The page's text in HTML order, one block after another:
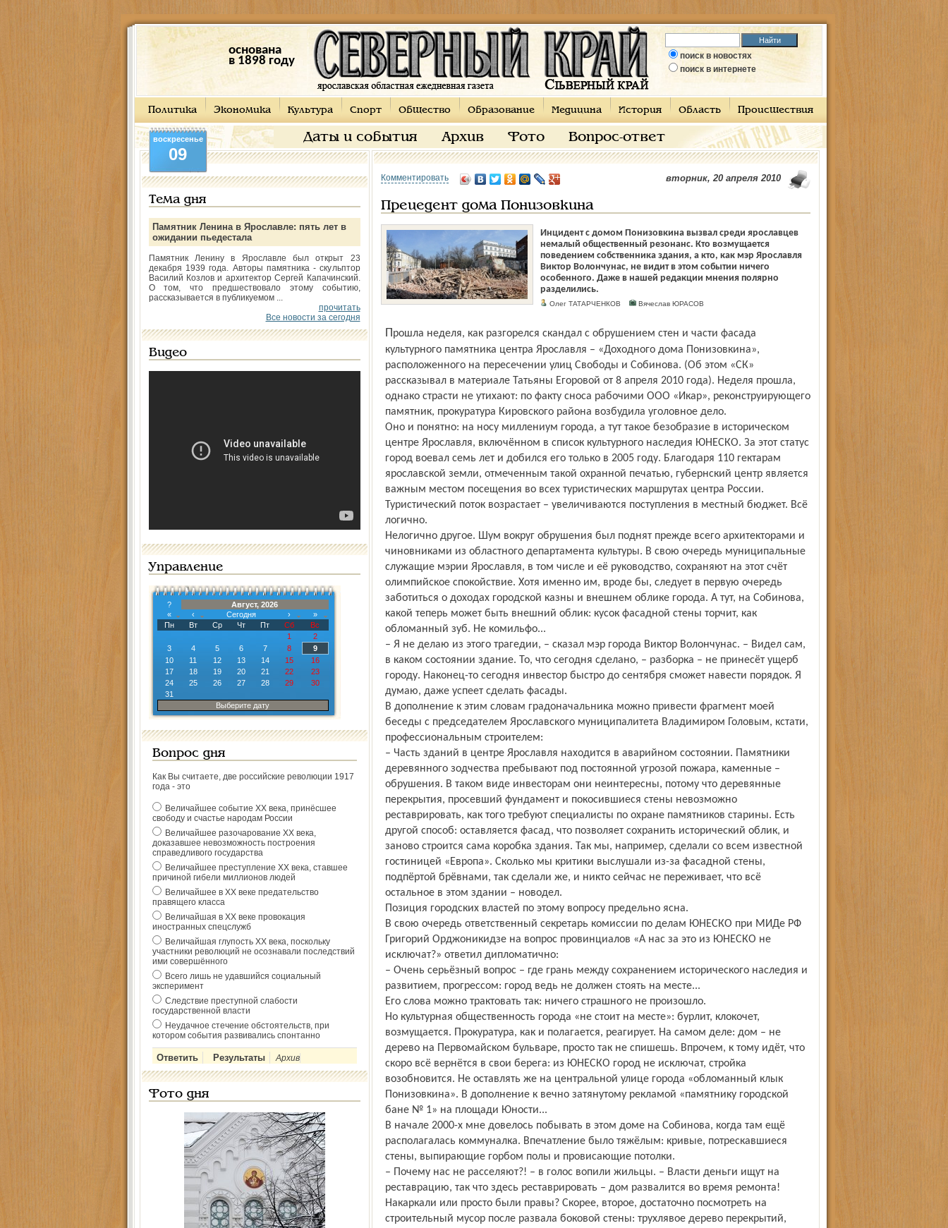
основана
в 1898 году
поиск в новостях
поиск в интернете
Политика Экономика Культура Спорт Общество Образование Медицина История Область Происшествия
Даты и события Архив Фото Вопрос-ответ
воскресенье
09
Тема дня
Памятник Ленина в Ярославле: пять лет в
ожидании пьедестала
Памятник Ленину в Ярославле был открыт 23
декабря 1939 года. Авторы памятника - скульптор
Василий Козлов и архитектор Сергей Капачинский.
О том, что предшествовало этому событию,
рассказывается в публикуемом ...
прочитать
Все новости за сегодня
Видео
Управление
?
Август, 2026
«
‹ Сегодня ›
»
Пн
Вт Ср Чт Пт Сб
Вс
1
2
3
4 5 6 7 8
9
10
11 12 13 14 15
16
17
18 19 20 21 22
23
24
25 26 27 28 29
30
31
Выберите дату
Вопрос дня
Как Вы считаете, две российские революции 1917
года - это
Величайшее событие ХХ века, принёсшее
свободу и счастье народам России
Величайшее разочарование ХХ века,
доказавшее невозможность построения
справедливого государства
Величайшее преступление ХХ века, ставшее
причиной гибели миллионов людей
Величайшее в ХХ веке предательство
правящего класса
Величайшая в ХХ веке провокация
иностранных спецслужб
Величайшая глупость ХХ века, поскольку
участники революций не осознавали последствий
ими совершённого
Всего лишь не удавшийся социальный
эксперимент
Следствие преступной слабости
государственной власти
Неудачное стечение обстоятельств, при
котором события развивались спонтанно
Архив
Фото дня
Комментировать вторник, 20 апреля 2010
Прецедент дома Понизовкина
Инцидент с домом Понизовкина вызвал среди ярославцев
немалый общественный резонанс. Кто возмущается
поведением собственника здания, а кто, как мэр Ярославля
Виктор Волончунас, не видит в этом событии ничего
особенного. Даже в нашей редакции мнения полярно
разделились.
Олег ТАТАРЧЕНКОВ Вячеслав ЮРАСОВ
Прошла неделя, как разгорелся скандал с обрушением стен и части фасада
культурного памятника центра Ярославля – «Доходного дома Понизовкина»,
расположенного на пересечении улиц Свободы и Собинова. (Об этом «СК»
рассказывал в материале Тать­яны Егоровой от 8 апреля 2010 года). Неделя прошла,
однако страсти не утихают: по факту сноса рабочими ООО «Икар», реконструирующего
памятник, прокуратура Кировского района возбудила уголовное дело.
Оно и понятно: на носу миллениум города, а тут такое безобразие в историческом
центре Ярославля, включённом в список культурного наследия ЮНЕСКО. За этот статус
город воевал семь лет и добился его только в 2005 году. Благодаря 110 гектарам
ярославской земли, отмеченным такой охранной печатью, губернский центр является
важным местом посещения во всех туристических маршрутах центра России.
Туристический поток возрастает – увеличиваются поступления в местный бюджет. Всё
логично.
Нелогично другое. Шум вокруг обрушения был поднят прежде всего архитекторами и
чиновниками из областного департамента культуры. В свою очередь муниципальные
служащие мэрии Ярославля, в том числе и её руководство, сохраняют на этот счёт
олимпийское спокойствие. Хотя именно им, вроде бы, следует в первую очередь
заботиться о доходах городской казны и внешнем облике города. А тут, на Собинова,
какой теперь может быть внешний облик: кусок фасадной стены торчит, как
обломанный зуб. Не комильфо...
– Я не делаю из этого трагедии, – сказал мэр города Виктор Волончунас. – Видел сам,
в каком состоянии здание. То, что сегодня сделано, – разборка – не принесёт ущерб
городу. Наконец-то сегодня инвестор быстро до сентября сможет навести порядок. Я
думаю, даже успеет сделать фасады.
В дополнение к этим словам градоначальника можно привести фрагмент моей
беседы с председателем Ярославского муниципалитета Владимиром Головым, кстати,
профессиональным строителем:
– Часть зданий в центре Ярославля находится в аварийном состоянии. Памятники
деревянного зодчества пребывают под постоянной угрозой пожара, каменные –
обрушения. В таком виде инвесторам они неинтересны, потому что деревянные
перекрытия, просевший фундамент и покосившиеся стены невозможно
реставрировать, как того требуют специалисты по охране памятников старины. Есть
другой способ: оставляется фасад, что позволяет сохранить исторический облик, и
заново строится сама коробка здания. Так мы, например, сделали со всем известной
гостиницей «Европа». Сколько мы критики выслушали из-за фасадной стены,
подпёртой брёвнами, так сделали же, и никто сейчас не переживает, что всё
остальное в этом здании – новодел.
Позиция городских властей по этому вопросу предельно ясна.
В свою очередь ответственный секретарь комиссии по делам ЮНЕСКО при МИДе РФ
Григорий Орджоникидзе на вопрос провинциалов «А нас за это из ЮНЕСКО не
исключат?» ответил дипломатично:
– Очень серьёзный вопрос – где грань между сохранением исторического наследия и
развитием, прогрессом: город ведь не должен стоять на месте...
Его слова можно трактовать так: ничего страшного не произошло.
Но культурная общественность города «не стоит на месте»: бурлит, клокочет,
возмущается. Прокуратура, как и полагается, реагирует. На самом деле: дом – не
дерево на Первомайском бульваре, просто так не спишешь. Впрочем, к тому идёт, что
скоро всё вернётся в свои берега: из ЮНЕСКО город не исключат, стройка
возобновится. Не оставлять же на центральной улице города «обломанный клык
Понизовкина». В дополнение к вечно затянутому рекламой «памятнику городской
бане № 1» на площади Юности...
В начале 2000-х мне довелось побывать в этом доме на Собинова, когда там ещё
располагалась коммуналка. Впечатление было тяжёлым: кривые, потрескавшиеся
стены, выпирающие горбом полы и провисающие потолки.
– Почему нас не расселяют?! – в голос вопили жильцы. – Власти деньги ищут на
реставрацию, так что здесь реставрировать – дом развалится во время ремонта!
Накаркали или просто были правы? Скорее, второе, дос­таточно посмотреть на
строительный мусор после развала боковой стены: трухлявое дерево перекрытий,